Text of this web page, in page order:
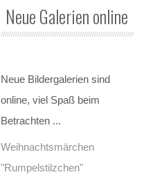
Neue Galerien online
Neue Bildergalerien sind
online, viel Spaß beim
Betrachten ...
Weihnachtsmärchen
"Rumpelstilzchen"